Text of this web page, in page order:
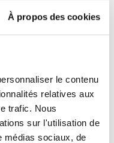
À propos des cookies
le contenu
relatives aux
trafic. Nous
sur l'utilisation de
médias sociaux, de
ci-dessous et
site pour
Les sous-titres:
Spanish, Italian